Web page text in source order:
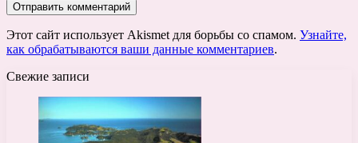
Этот сайт использует Akismet для борьбы со спамом. Узнайте,
как обрабатываются ваши данные комментариев.
Свежие записи